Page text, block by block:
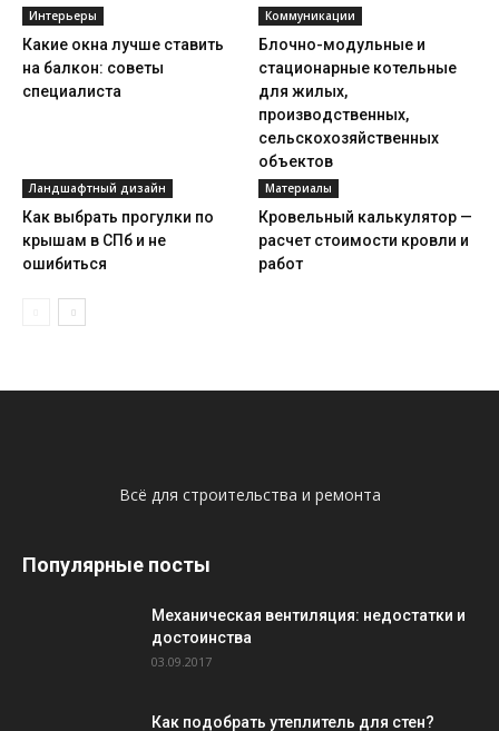
Интерьеры
Какие окна лучше ставить
на балкон: советы
специалиста
Коммуникации
Блочно-модульные и
стационарные котельные
для жилых,
производственных,
сельскохозяйственных
объектов
Ландшафтный дизайн
Как выбрать прогулки по
крышам в СПб и не
ошибиться
Материалы
Кровельный калькулятор —
расчет стоимости кровли и
работ
Всё для строительства и ремонта
Популярные посты
Механическая вентиляция: недостатки и
достоинства
03.09.2017
Как подобрать утеплитель для стен?